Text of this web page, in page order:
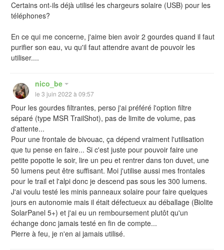
Certains ont-ils déjà utilisé les chargeurs solaire (USB) pour les
téléphones?
En ce qui me concerne, j'aime bien avoir 2 gourdes quand il faut
purifier son eau, vu qu'il faut attendre avant de pouvoir les
utiliser....
nico_be
le 3 juin 2022 à 09:57
Pour les gourdes filtrantes, perso j'ai préféré l'option filtre
séparé (type MSR TrailShot), pas de limite de volume, pas
d'attente...
Pour une frontale de bivouac, ça dépend vraiment l'utilisation
que tu pense en faire... Si c'est juste pour pouvoir faire une
petite popotte le soir, lire un peu et rentrer dans ton duvet, une
50 lumens peut être suffisant. Moi j'utilise aussi mes frontales
pour le trail et l'alpi donc je descend pas sous les 300 lumens.
J'ai voulu testé les minis panneaux solaire pour faire quelques
jours en autonomie mais il était défectueux au déballage (Biolite
SolarPanel 5+) et j'ai eu un remboursement plutôt qu'un
échange donc jamais testé en fin de compte...
Pierre à feu, je n'en ai jamais utilisé.